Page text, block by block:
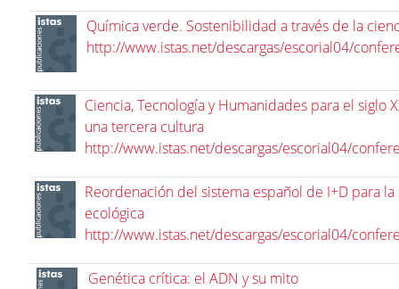
Química verde. Sostenibilidad a través de la
http://www.istas.net/descargas/escorial04/
Ciencia, Tecnología y Humanidades para el siglo
una tercera cultura
http://www.istas.net/descargas/escorial04/
Reordenación del sistema español de I+D para
ecológica
http://www.istas.net/descargas/escorial04/
Genética crítica: el ADN y su mito